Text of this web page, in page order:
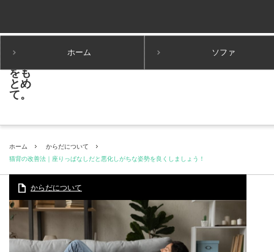
ホーム ソファ
ホーム
からだについて
猫背の改善法｜座りっぱなしだと悪化しがちな姿勢を良くしましょう！
からだについて